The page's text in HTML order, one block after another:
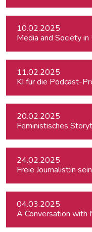
10.02.2025
Media and Society
11.02.2025
KI für die Podcast-
20.02.2025
Feministisches
24.02.2025
Freie Journalist:in
04.03.2025
A Conversation with